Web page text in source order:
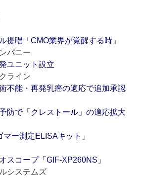
提唱「CMO業界が覚醒する時」
パニー
ユニット設立
ライン
不能・再発乳癌の適応で追加承認
防で「クレストール」の適応拡大
マー測定ELISAキット」
スコープ「GIF‐XP260NS」
システムズ